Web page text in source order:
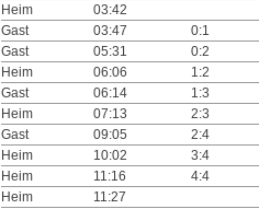
Heim
03:42
Gast
03:47
0:1
Gast
05:31
0:2
Heim
06:06
1:2
Gast
06:14
1:3
Heim
07:13
2:3
Gast
09:05
2:4
Heim
10:02
3:4
Heim
11:16
4:4
Heim
11:27